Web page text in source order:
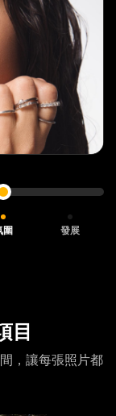
圍 發展
目
， 讓每張照片都